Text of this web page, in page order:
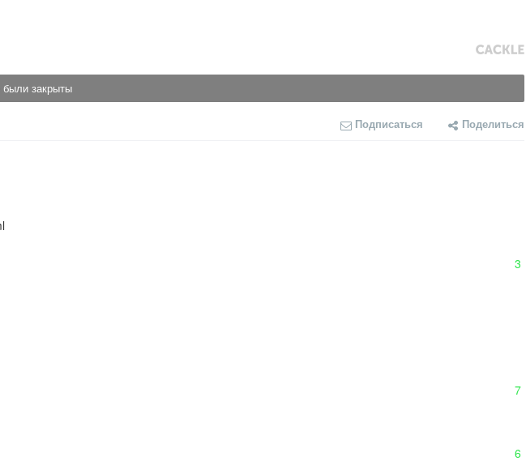
были закрыты
Подписаться Поделиться
3
7
6